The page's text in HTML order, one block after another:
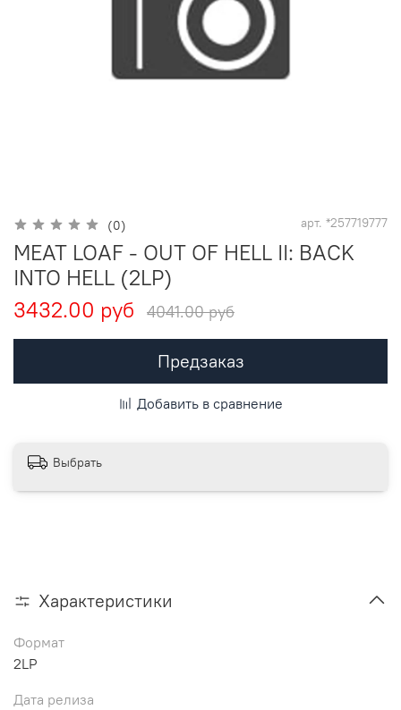
(0) арт. *257719777
MEAT LOAF - OUT OF HELL II: BACK
INTO HELL (2LP)
3432.00 руб
4041.00 руб
Предзаказ
Добавить в сравнение
Выбрать
Характеристики
Формат
2LP
Дата релиза